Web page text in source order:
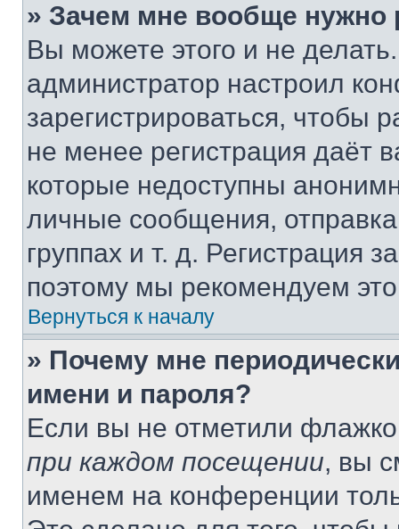
» Зачем мне вообще нужно
Вы можете этого и не
администратор настроил
зарегистрироваться, чтобы
не менее регистрация даёт
которые недоступны
личные сообщения,
группах и т. д. Регистрация
поэтому мы рекомендуем
Вернуться к началу
» Почему мне
имени и пароля?
Если вы не отметили
при каждом посещении, вы
именем на конференции